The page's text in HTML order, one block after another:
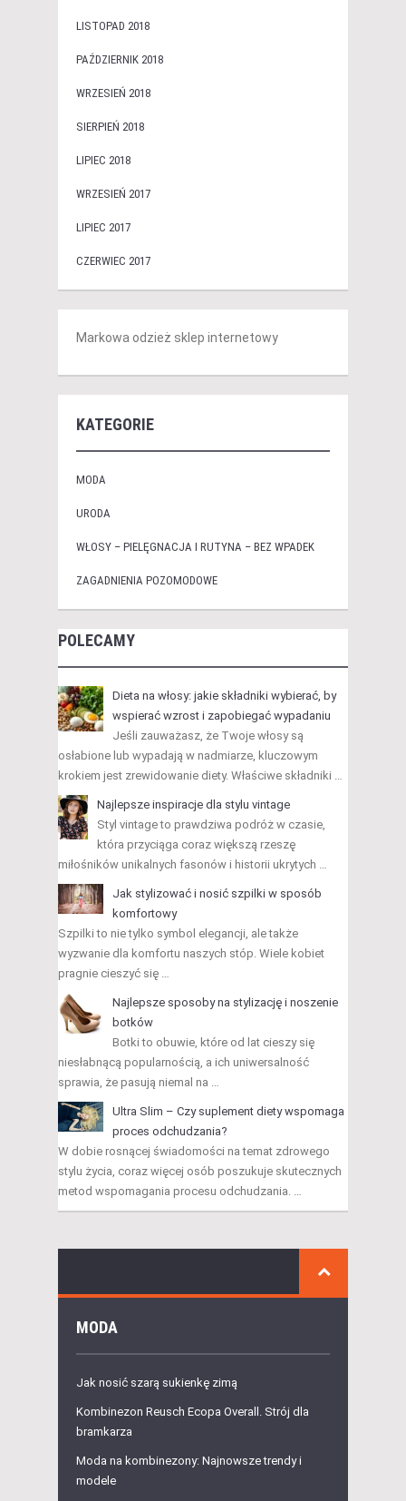
LISTOPAD 2018
PAŹDZIERNIK 2018
WRZESIEŃ 2018
SIERPIEŃ 2018
LIPIEC 2018
WRZESIEŃ 2017
LIPIEC 2017
CZERWIEC 2017
Markowa odzież sklep internetowy
KATEGORIE
MODA
URODA
WŁOSY – PIELĘGNACJA I RUTYNA – BEZ WPADEK
ZAGADNIENIA POZOMODOWE
POLECAMY
Dieta na włosy: jakie składniki wybierać, by
wspierać wzrost i zapobiegać wypadaniu
Jeśli zauważasz, że Twoje włosy są
osłabione lub wypadają w nadmiarze, kluczowym
krokiem jest zrewidowanie diety. Właściwe składniki …
Najlepsze inspiracje dla stylu vintage
Styl vintage to prawdziwa podróż w czasie,
która przyciąga coraz większą rzeszę
miłośników unikalnych fasonów i historii ukrytych …
Jak stylizować i nosić szpilki w sposób
komfortowy
Szpilki to nie tylko symbol elegancji, ale także
wyzwanie dla komfortu naszych stóp. Wiele kobiet
pragnie cieszyć się …
Najlepsze sposoby na stylizację i noszenie
botków
Botki to obuwie, które od lat cieszy się
niesłabnącą popularnością, a ich uniwersalność
sprawia, że pasują niemal na …
Ultra Slim – Czy suplement diety wspomaga
proces odchudzania?
W dobie rosnącej świadomości na temat zdrowego
stylu życia, coraz więcej osób poszukuje skutecznych
metod wspomagania procesu odchudzania. …
MODA
Jak nosić szarą sukienkę zimą
Kombinezon Reusch Ecopa Overall. Strój dla
bramkarza
Moda na kombinezony: Najnowsze trendy i
modele